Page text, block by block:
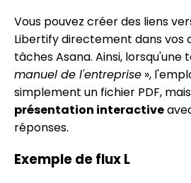
Vous pouvez créer des liens
Libertify directement dans vos
tâches Asana. Ainsi, lorsqu'une
manuel de l'entreprise »,
simplement un fichier PDF,
présentation interactive
réponses.
Exemple de flux L